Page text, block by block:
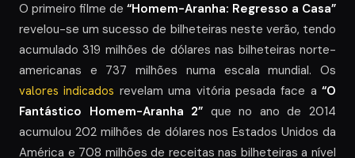
O primeiro filme de “Homem-Aranha: Regresso a Casa”
revelou-se um sucesso de bilheteiras neste verão, tendo
acumulado 319 milhões de dólares nas bilheteiras norte-
americanas e 737 milhões numa escala mundial. Os
valores indicados revelam uma vitória pesada face a “O
Fantástico Homem-Aranha 2” que no ano de 2014
acumulou 202 milhões de dólares nos Estados Unidos da
América e 708 milhões de receitas nas bilheteiras a nível